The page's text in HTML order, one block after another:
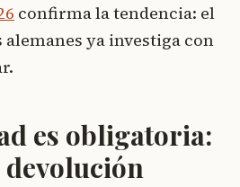
confirma la tendencia: el
alemanes ya investiga con
es obligatoria:
devolución